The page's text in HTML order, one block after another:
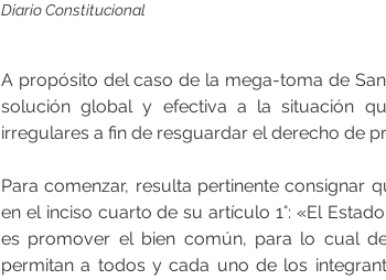
Diario Constitucional
A propósito del caso de la mega-toma de
solución global y efectiva a la situación
irregulares a fin de resguardar el derecho de
Para comenzar, resulta pertinente consignar
en el inciso cuarto de su artículo 1°: «El
es promover el bien común, para lo cual
permitan a todos y cada uno de los